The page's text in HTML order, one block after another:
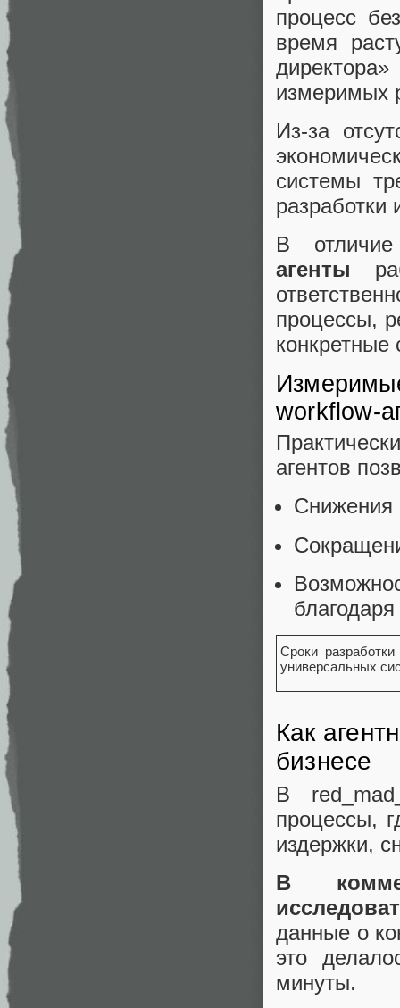
процесс
время
измеримых
Из-за
системы
разработки
В
агенты
процессы,
конкретные
workflow-
агентов
Снижения
Сроки
универсальных
Как
бизнесе
В
процессы,
издержки,
В
данные о
это
минуты.